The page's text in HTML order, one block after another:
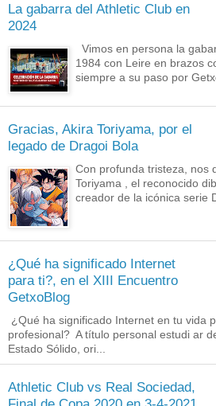
La gabarra del Athletic Club en
2024
Vimos en persona la
1984 con Leire en brazos
siempre a su paso por
Gracias, Akira Toriyama, por el
legado de Dragoi Bola
Con profunda tristeza, nos
Toriyama , el reconocido
creador de la icónica serie
¿Qué ha significado Internet
para ti?, en el XIII Encuentro
GetxoBlog
¿Qué ha significado Internet en tu vida
profesional? A título personal estudi ar
Estado Sólido, ori...
Athletic Club vs Real Sociedad,